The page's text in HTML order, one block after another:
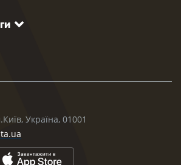
Україна, 01001